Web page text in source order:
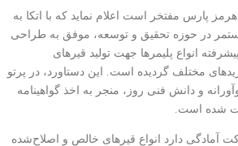
پارس مفتخر است اعلام نماید که با اتکا به
در حوزه تحقیق و توسعه، موفق به طراحی
انواع پلیمرها جهت تولید قیرهای
مختلف گردیده است. این دستاورد، در پرتو
و دانش فنی روز، منجر به اخذ گواهینامه
شده است.
آمادگی دارد انواع قیرهای خالص و اصلاح‌شده